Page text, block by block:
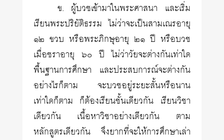
ข. ผู้บวชเข้ามาในพระศาสนา และเริ่ม
เรียนพระปริยัติธรรม ไม่ว่าจะเป็นสามเณรอายุ
๑๒ ขวบ หรือพระภิกษุอายุ ๒๑ ปี หรือบวช
เมื่อชราอายุ ๖๐ ปี ไม่ว่าวัยจะต่างกันเท่าใด
พื้นฐานการศึกษา และประสบการณ์จะต่างกัน
อย่างไรก็ตาม จะบวชอยู่ระยะสั้นหรือนาน
เท่าใดก็ตาม ก็ต้องเรียนชั้นเดียวกัน เรียนวิชา
เดียวกัน เนื้อหาวิชาอย่างเดียวกัน ตาม
หลักสูตรเดียวกัน จึงยากที่จะให้การศึกษาเล่า